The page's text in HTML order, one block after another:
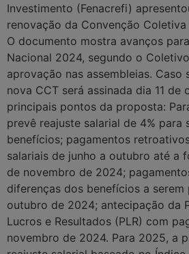
Investimento (Fenacrefi)
renovação da Convenção
O documento mostra avanços
Nacional 2024, segundo o
aprovação nas assembleias. Caso
nova CCT será assinada dia 11 de
principais pontos da proposta:
prevê reajuste salarial de 4% para
benefícios; pagamentos
salariais de junho a outubro até a
de novembro de 2024;
diferenças dos benefícios a
outubro de 2024; antecipação da
Lucros e Resultados (PLR) com
novembro de 2024. Para 2025, a